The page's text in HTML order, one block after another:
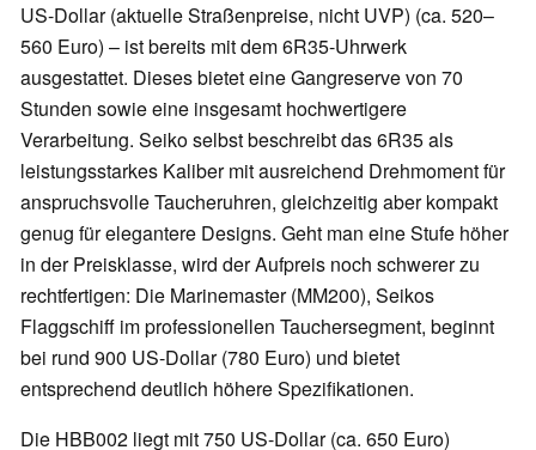
US-Dollar (aktuelle Straßenpreise, nicht UVP) (ca. 520–
560 Euro) – ist bereits mit dem 6R35-Uhrwerk
ausgestattet. Dieses bietet eine Gangreserve von 70
Stunden sowie eine insgesamt hochwertigere
Verarbeitung. Seiko selbst beschreibt das 6R35 als
leistungsstarkes Kaliber mit ausreichend Drehmoment für
anspruchsvolle Taucheruhren, gleichzeitig aber kompakt
genug für elegantere Designs. Geht man eine Stufe höher
in der Preisklasse, wird der Aufpreis noch schwerer zu
rechtfertigen: Die Marinemaster (MM200), Seikos
Flaggschiff im professionellen Tauchersegment, beginnt
bei rund 900 US-Dollar (780 Euro) und bietet
entsprechend deutlich höhere Spezifikationen.
Die HBB002 liegt mit 750 US-Dollar (ca. 650 Euro)